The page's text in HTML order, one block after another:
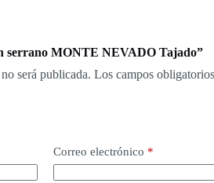
serrano MONTE NEVADO Tajado”
será publicada. Los campos
Correo electrónico *